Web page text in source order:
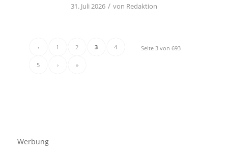
31. Juli 2026 / von Redaktion
Seite 3 von 693
‹ 1 2 3 4
5 › »
Werbung